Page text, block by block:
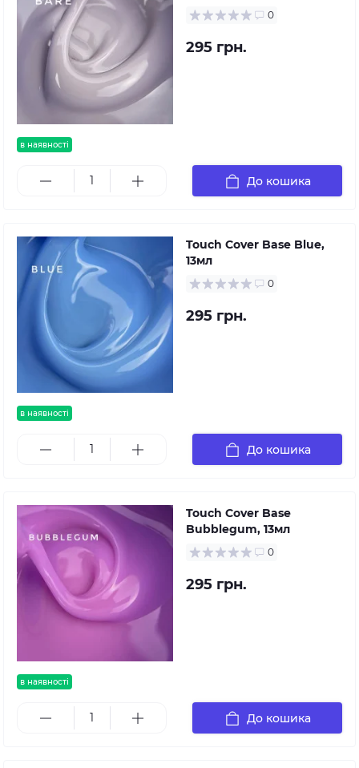
в наявності
0
295 грн.
До кошика
в наявності
Touch Cover Base Blue,
13мл
0
295 грн.
До кошика
в наявності
Touch Cover Base
Bubblegum, 13мл
0
295 грн.
До кошика